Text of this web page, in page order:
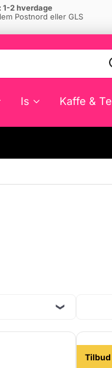
1-2 hverdage
Postnord eller GLS
Is Kaffe & Te
Tilbud